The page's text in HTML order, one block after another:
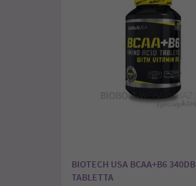
BIOTECH USA BCAA+B6 340DB
TABLETTA